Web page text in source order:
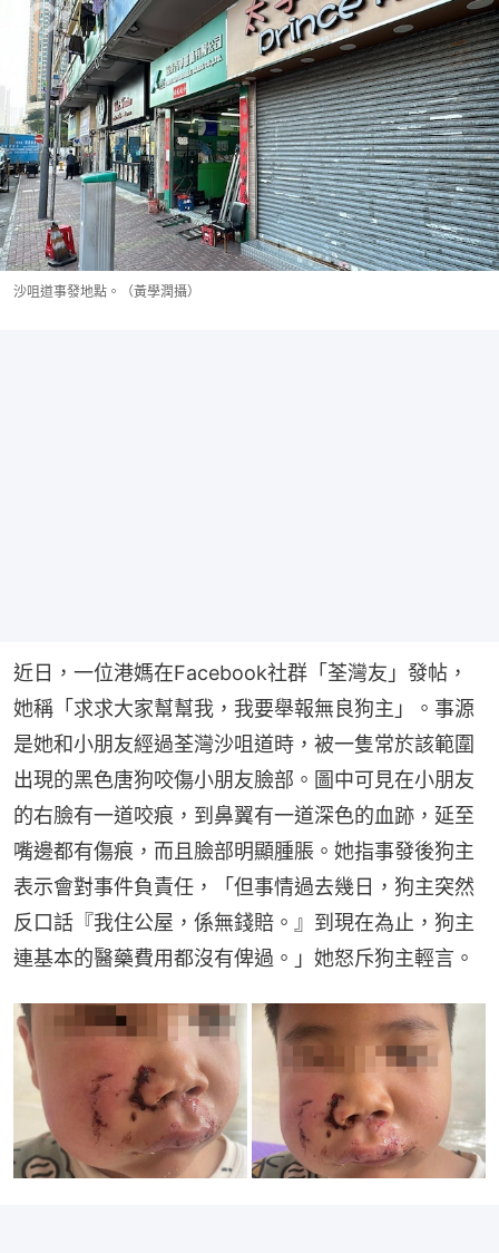
沙咀道事發地點。（黃學潤攝）
近日，一位港媽在Facebook社群「荃灣友」發帖，
她稱「求求大家幫幫我，我要舉報無良狗主」。事源
是她和小朋友經過荃灣沙咀道時，被一隻常於該範圍
出現的黑色唐狗咬傷小朋友臉部。圖中可見在小朋友
的右臉有一道咬痕，到鼻翼有一道深色的血跡，延至
嘴邊都有傷痕，而且臉部明顯腫脹。她指事發後狗主
表示會對事件負責任，「但事情過去幾日，狗主突然
反口話『我住公屋，係無錢賠。』到現在為止，狗主
連基本的醫藥費用都沒有俾過。」她怒斥狗主輕言。